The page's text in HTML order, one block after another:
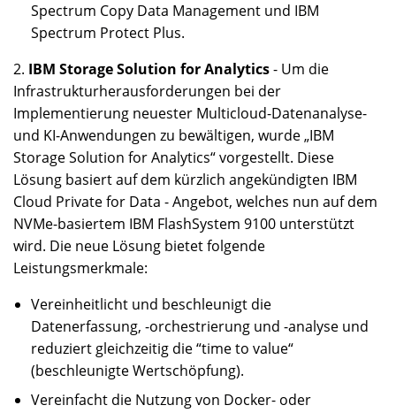
Spectrum Copy Data Management und IBM
Spectrum Protect Plus.
2. IBM Storage Solution for Analytics- Um die
Infrastrukturherausforderungen bei der
Implementierung neuester Multicloud-Datenanalyse-
und KI-Anwendungen zu bewältigen, wurde „IBM
Storage Solution for Analytics“ vorgestellt. Diese
Lösung basiert auf dem kürzlich angekündigten IBM
Cloud Private for Data - Angebot, welches nun auf dem
NVMe-basiertem IBM FlashSystem 9100 unterstützt
wird. Die neue Lösung bietet folgende
Leistungsmerkmale:
Vereinheitlicht und beschleunigt die
Datenerfassung, -orchestrierung und -analyse und
reduziert gleichzeitig die “time to value“
(beschleunigte Wertschöpfung).
Vereinfacht die Nutzung von Docker- oder